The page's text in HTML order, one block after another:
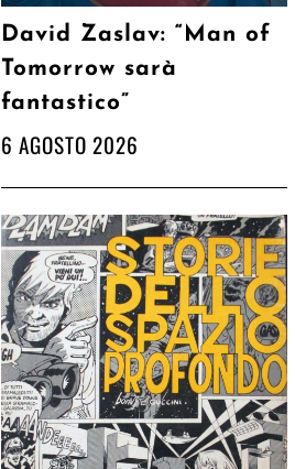
David Zaslav: “Man of
Tomorrow sarà
fantastico”
6 AGOSTO 2026